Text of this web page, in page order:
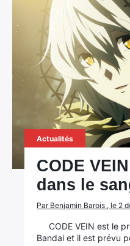
Actualités
CODE
dans le
Par Benjamin Barois , le 2
CODE VEIN est le
Bandai et il est prévu